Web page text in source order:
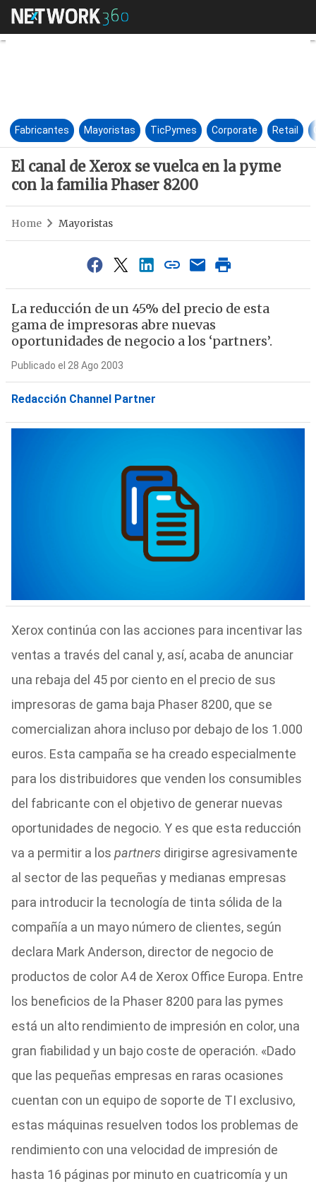
El canal de Xerox se vuelca
Fabricantes Mayoristas TicPymes Corporate Retail
El canal de Xerox se vuelca en la pyme
con la familia Phaser 8200
Home Mayoristas
La reducción de un 45% del precio de esta
gama de impresoras abre nuevas
oportunidades de negocio a los ‘partners’.
Publicado el 28 Ago 2003
Redacción Channel Partner
Xerox continúa con las acciones para incentivar las
ventas a través del canal y, así, acaba de anunciar
una rebaja del 45 por ciento en el precio de sus
impresoras de gama baja Phaser 8200, que se
comercializan ahora incluso por debajo de los 1.000
euros. Esta campaña se ha creado especialmente
para los distribuidores que venden los consumibles
del fabricante con el objetivo de generar nuevas
oportunidades de negocio. Y es que esta reducción
va a permitir a los partnersdirigirse agresivamente
al sector de las pequeñas y medianas empresas
para introducir la tecnología de tinta sólida de la
compañía a un mayo número de clientes, según
declara Mark Anderson, director de negocio de
productos de color A4 de Xerox Office Europa. Entre
los beneficios de la Phaser 8200 para las pymes
está un alto rendimiento de impresión en color, una
gran fiabilidad y un bajo coste de operación. «Dado
que las pequeñas empresas en raras ocasiones
cuentan con un equipo de soporte de TI exclusivo,
estas máquinas resuelven todos los problemas de
rendimiento con una velocidad de impresión de
hasta 16 páginas por minuto en cuatricomía y un